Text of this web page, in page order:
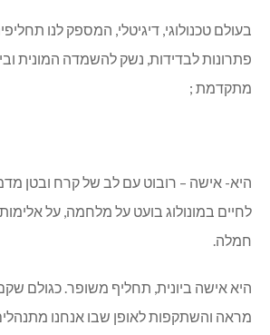
בעולם טכנולוגי, דיגיטלי, המספק לנו
פתרונות לבדידות, נשק להשמדה המונית
מתקדמת ;
היא- אישה – רובוט עם לב של קרח ובטן
לחיים במונולוג בועט על מלחמה, על
חמלה.
היא אישה ביונית, תחליף משופר. כגולם שקם
מראה והשתקפות לאופן שבו אנחנו